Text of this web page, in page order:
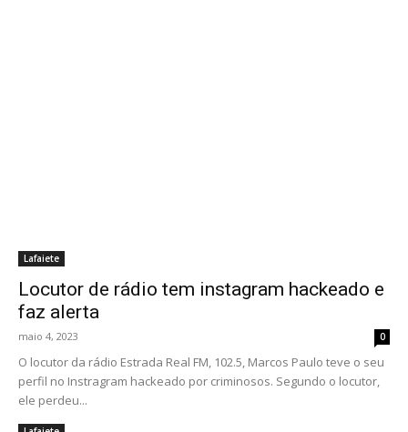
Lafaiete
Locutor de rádio tem instagram hackeado e
faz alerta
maio 4, 2023 0
O locutor da rádio Estrada Real FM, 102.5, Marcos Paulo teve o seu
perfil no Instragram hackeado por criminosos. Segundo o locutor,
ele perdeu...